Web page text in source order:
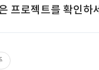
프로젝트를 확인하